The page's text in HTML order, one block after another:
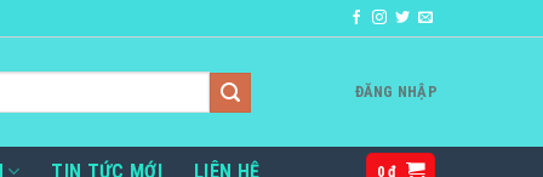
ĐĂNG NHẬP
TIN TỨC MỚI LIÊN HỆ 0₫